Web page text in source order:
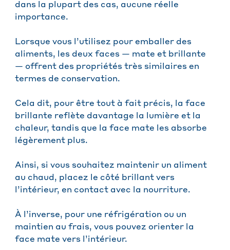
dans la plupart des cas, aucune réelle
importance.
Lorsque vous l’utilisez pour emballer des
aliments, les deux faces — mate et brillante
— offrent des propriétés très similaires en
termes de conservation.
Cela dit, pour être tout à fait précis, la face
brillante reflète davantage la lumière et la
chaleur, tandis que la face mate les absorbe
légèrement plus.
Ainsi, si vous souhaitez maintenir un aliment
au chaud, placez le côté brillant vers
l’intérieur, en contact avec la nourriture.
À l’inverse, pour une réfrigération ou un
maintien au frais, vous pouvez orienter la
face mate vers l’intérieur.